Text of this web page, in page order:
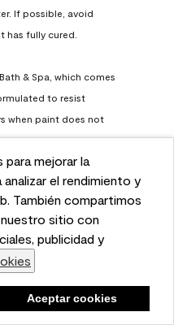
user experience
traffic on our website.
your use of our site
and analytics
Accept Cookies
mejorar la
el rendimiento y
También compartimos
sitio con
publicidad y
Aceptar cookies
If possible, avoid
has fully cured.
& Spa, which comes
to resist
when paint does not
being exposed to
free to check it out here:
en-us/interior-exterior-
aura-bath-and-spa-